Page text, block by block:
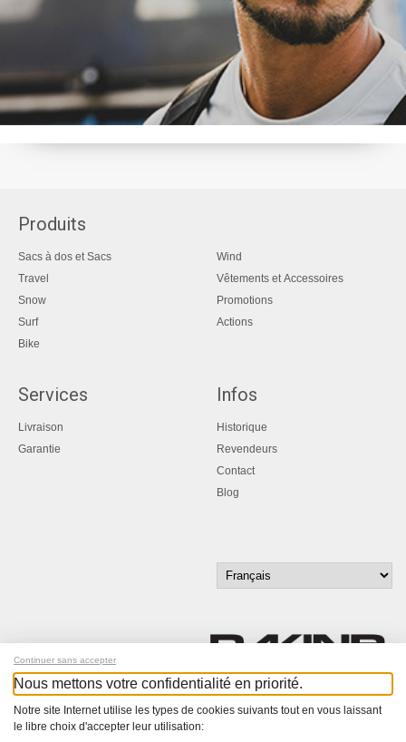
Produits
Sacs à dos et Sacs
Travel
Snow
Surf
Bike
Wind
Vêtements et Accessoires
Promotions
Actions
Services
Livraison
Garantie
Infos
Historique
Revendeurs
Contact
Blog
Continuer sans accepter
Nous mettons votre confidentialité en priorité.
Notre site Internet utilise les types de cookies suivants tout en vous laissant
le libre choix d'accepter leur utilisation: